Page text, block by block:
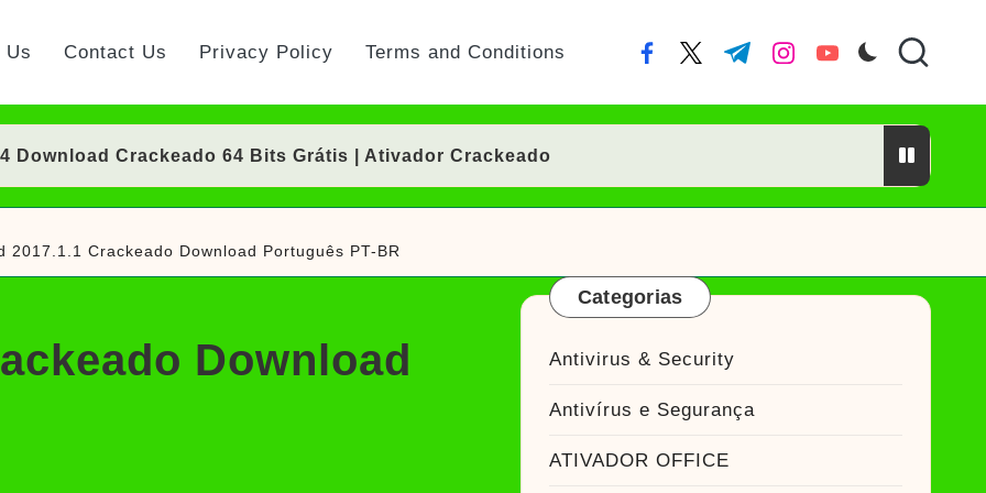
Us Contact Us Privacy Policy Terms and Conditions facebook.com
twitter.com
t.me instagram.com
youtube.com
Download Crackeado 64 Bits Grátis | Ativador Crackeado
Crackeado 64 Bits Português Grátis | Ativador Crackeado
Crackeado Download Português PT-BR
Download Crackeado 64 Bits Grátis | Ativador Crackeado
Download Português PT-BR
Download Grátis + Licença/Serial | Ativador Crackeado
Grátis 64 Bits Português (Portable/Instalador) | Ativador Crackeado
2017.1.1 Crackeado Download Português PT-BR
Download
Categorias
Antivirus & Security
Antivírus e Segurança
ATIVADOR OFFICE